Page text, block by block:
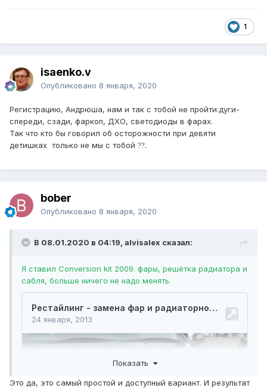
1
isaenko.v
Опубликовано 8 января, 2020
Регистрацию, Андрюша, нам и так с тобой не пройти:дуги-
спереди, сзади, фаркоп, ДХО, светодиоды в фарах.
Так что кто бы говорил об осторожности при девяти
детишках только не мы с тобой ??.
bober
Опубликовано 8 января, 2020
В 08.01.2020 в 04:19, alvisalex сказал:
Я ставил Conversion kit 2009. фары, решётка радиатора и
сабля, больше ничего не надо менять.
Показать
Это да, это самый простой и доступный вариант. И результат